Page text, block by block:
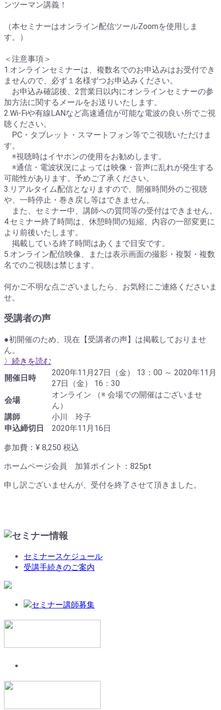
ンツーマン講義！
（本セミナーはオンライン配信ツールZoomを使用しま
す。）
＜注意事項＞
1.オンラインセミナーは、複数名でのお申込みはお受付でき
ませんので、必ず１名様ずつお申込みください。
お申込み確認後、2営業日以内にオンラインセミナーの参
加方法に関するメールをお送りいたします。
2.Wi-Fiや有線LANなど高速通信が可能な電波の良い所でご視
聴ください。
PC・タブレット・スマートフォン等でご視聴いただけま
す。
※視聴時はイヤホンの使用をお勧めします。
※通信・電波状況によっては映像・音声に乱れが発生する
可能性があります。予めご了承ください。
3.リアルタイム配信となりますので、開催時間外のご視聴
や、一時停止・巻き戻し等はできません。
また、セミナー中、講師への質問等の受付はできません。
4.セミナー終了時間は、休憩時間の短縮、内容の一部変更に
より前後いたします。
掲載している終了時間はあくまで目安です。
5.オンライン配信映像、または表示画面の撮影・複製・複数
名でのご視聴は禁じます。
何かご不明な点ございましたら、お気軽にご連絡くださいま
せ。
受講者の声
●初開催のため、現在【受講者の声】は掲載しておりませ
ん。
〉続きを読む
開催日時
2020年11月27日（金） 13：00 ～ 2020年11月
27日（金） 16：30
会場
オンライン （※ 会場での開催はございませ
ん）
講師
小川 玲子
申込締切日
2020年11月16日
参加費：¥ 8,250 税込
ホームページ会員 加算ポイント： 825pt
申し訳ございませんが、受付を終了させて頂きました。
セミナースケジュール
受講手続きのご案内